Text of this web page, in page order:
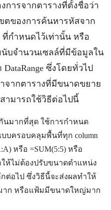
การจากตารางที่ตั้งชื่อว่า
ตของการค้นหารหัสจาก
ที่กำหนดไว้เท่านั้น หรือ
นับจำนวนเซลล์ที่มีข้อมูลใน
ซึ่งโดยทั่วไป
จากตารางที่มีขนาดขยาย
มารถใช้วิธีต่อไปนี้
มากที่สุด ใช้การกำหนด
บครอบคลุมพื้นที่ทุก column
หรือ =SUM(5:5) หรือ
ให้ไม่ต้องปรับขนาดตำแหน่ง
ต่อไป ซึ่งวิธีนี้จะส่งผลทำให้
าก หรือแฟ้มมีขนาดใหญ่มาก